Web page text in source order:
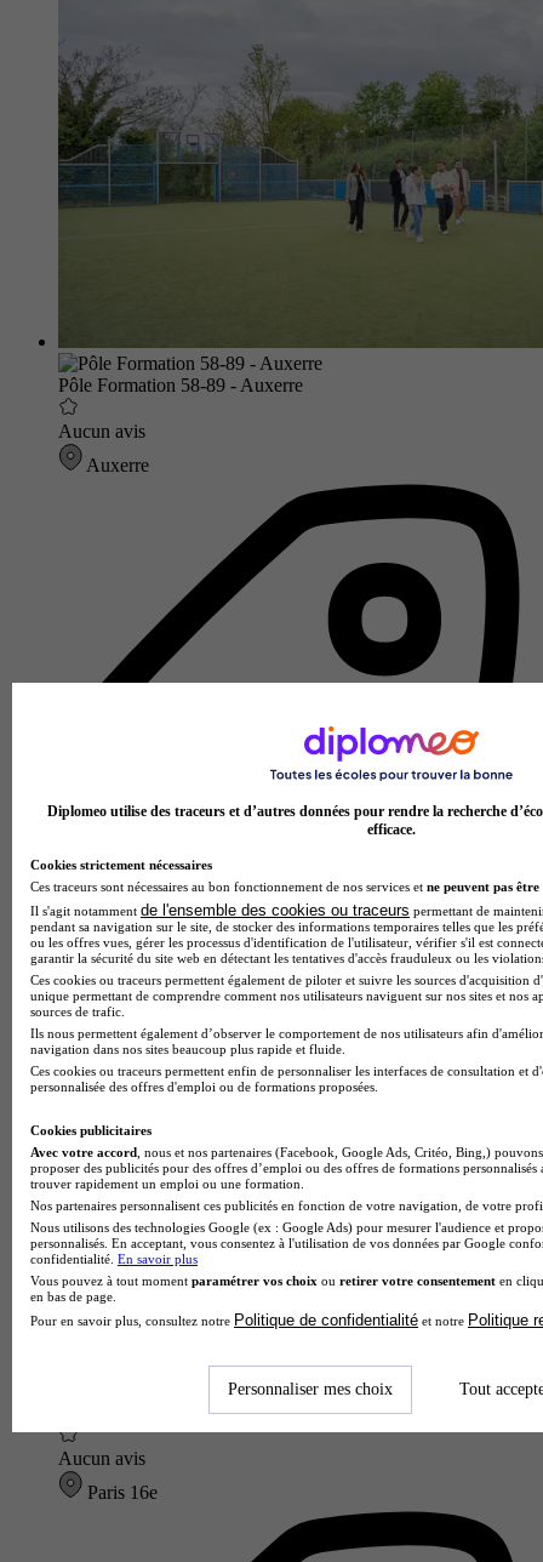
Pôle Formation 58-89 - Auxerre
Aucun avis
Auxerre
Autre établissement d'enseignement
Voir l’établissement
SUPDEPROD - Paris
Aucun avis
Paris 16e
Diplomeo utilise des traceurs et d’autres données pour rendre la recherche
efficace.
Cookies strictement nécessaires
Ces traceurs sont nécessaires au bon fonctionnement de nos services et ne peuvent pas être
Il s'agit notamment de l'ensemble des cookies ou traceurs permettant de
pendant sa navigation sur le site, de stocker des informations temporaires telles que les
ou les offres vues, gérer les processus d'identification de l'utilisateur, vérifier s'il est
garantir la sécurité du site web en détectant les tentatives d'accès frauduleux ou les
Ces cookies ou traceurs permettent également de piloter et suivre les sources d'acquisition
unique permettant de comprendre comment nos utilisateurs naviguent sur nos sites et nos
sources de trafic.
Ils nous permettent également d’observer le comportement de nos utilisateurs afin
navigation dans nos sites beaucoup plus rapide et fluide.
Ces cookies ou traceurs permettent enfin de personnaliser les interfaces de consultation et
personnalisée des offres d'emploi ou de formations proposées.
Cookies publicitaires
Avec votre accord , nous et nos partenaires (Facebook, Google Ads, Critéo, Bing,)
proposer des publicités pour des offres d’emploi ou des offres de formations
trouver rapidement un emploi ou une formation.
Nos partenaires personnalisent ces publicités en fonction de votre navigation, de votre
Nous utilisons des technologies Google (ex : Google Ads) pour mesurer l'audience et
personnalisés. En acceptant, vous consentez à l'utilisation de vos données par Google
confidentialité. En savoir plus
Vous pouvez à tout moment paramétrer vos choix ou retirer votre consentement en
en bas de page.
Pour en savoir plus, consultez notre Politique de confidentialité et notre Politique
Personnaliser mes choix Tout